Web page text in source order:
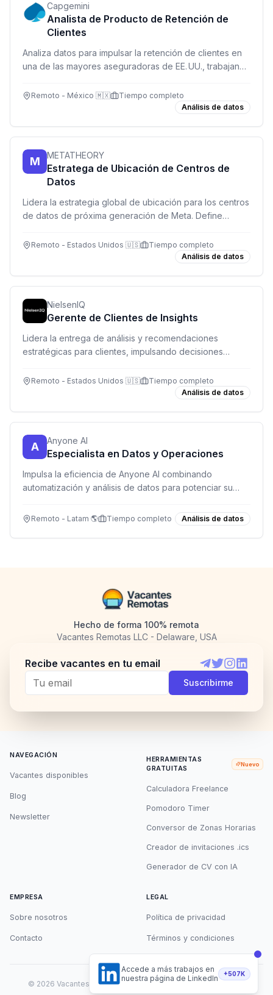
Capgemini
Analista de Producto de Retención de
Clientes
Analiza datos para impulsar la retención de clientes en
una de las mayores aseguradoras de EE. UU., trabajando
Remoto - México 🇲🇽
Tiempo completo
Análisis de datos
M METATHEORY
Estratega de Ubicación de Centros de
Datos
Lidera la estrategia global de ubicación para los centros
de datos de próxima generación de Meta. Define
millones de usuarios.
Remoto - Estados Unidos 🇺🇸
Tiempo completo
Análisis de datos
NielsenIQ
Gerente de Clientes de Insights
Lidera la entrega de análisis y recomendaciones
estratégicas para clientes, impulsando decisiones
Remoto - Estados Unidos 🇺🇸
Tiempo completo
Análisis de datos
A Anyone AI
Especialista en Datos y Operaciones
Impulsa la eficiencia de Anyone AI combinando
automatización y análisis de datos para potenciar su
Remoto - Latam 🌎 Tiempo completo Análisis de datos
Hecho de forma 100% remota
Vacantes Remotas LLC - Delaware, USA
Recibe vacantes en tu email
Telegram
TwitterInstagram
Suscribirme
NAVEGACIÓN
Vacantes disponibles
Blog
Newsletter
HERRAMIENTAS
GRATUITAS
Nuevo
Calculadora Freelance
Pomodoro Timer
Conversor de Zonas Horarias
Creador de invitaciones .ics
Generador de CV con IA
EMPRESA
Sobre nosotros
Contacto
LEGAL
Política de privacidad
Términos y condiciones
© 2026 Vacantes Remotas. Todos los derechos reservados.
Accede a más trabajos en
nuestra página de LinkedIn
+507K